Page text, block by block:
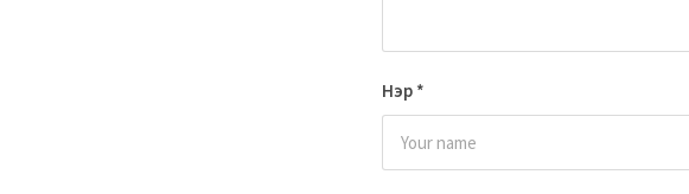
Нэр *